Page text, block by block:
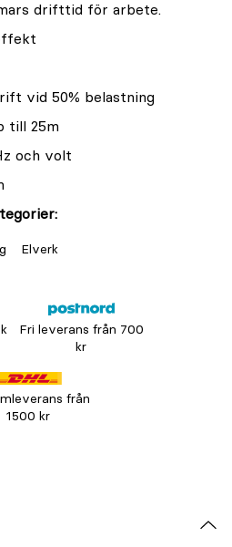
drifttid för arbete.
vid 50% belastning
till 25m
och volt
Elverk
Fri leverans från 700
kr
från
1500 kr